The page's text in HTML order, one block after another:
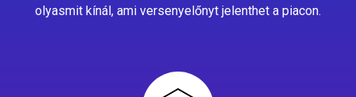
olyasmit kínál, ami versenyelőnyt jelenthet a piacon.